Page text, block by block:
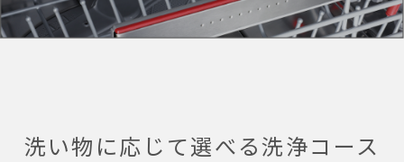
洗い物に応じて選べる洗浄コース